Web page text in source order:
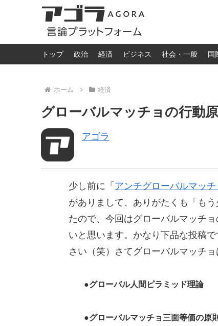
トップ 政治 経済 ビジネス 社会・一般 国
ホーム 経済
グローバルマッチョの行動
アゴラ
少し前に「 アンチグローバルマッ
がありまして、ありがたくも「も
たので、今回はグローバルマッチ
いと思います。かなり下品な投稿
さい（笑）さてグローバルマッチ
●グローバル人間ピラミッド理論
●グローバルマッチョ三面等価の原則